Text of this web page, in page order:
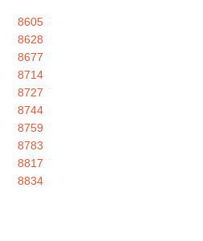
8605
8628
8677
8714
8727
8744
8759
8783
8817
8834